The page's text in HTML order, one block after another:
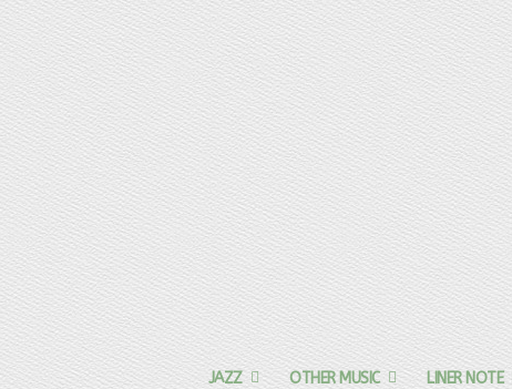
JAZZ OTHER MUSIC LINER NOTE